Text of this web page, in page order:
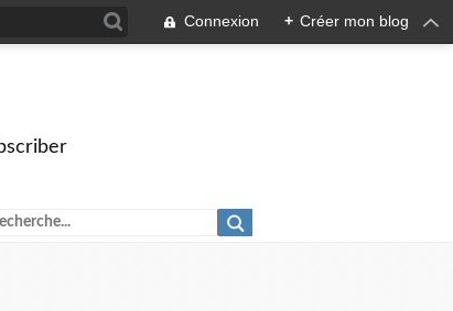
Connexion + Créer mon blog